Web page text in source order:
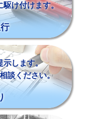
駆け付けます。
示します。
談ください。